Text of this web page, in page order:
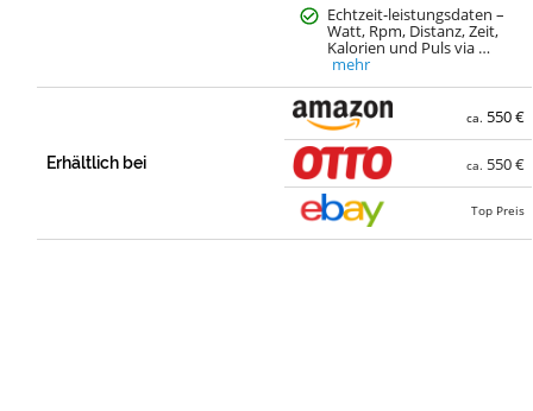
Echtzeit-leistungsdaten –
Watt, Rpm, Distanz, Zeit,
Kalorien und Puls via …
mehr
Erhältlich bei
ca. 550 €
ca. 550 €
Top Preis